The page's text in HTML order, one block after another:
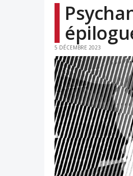
5 DÉCEMBRE 2023